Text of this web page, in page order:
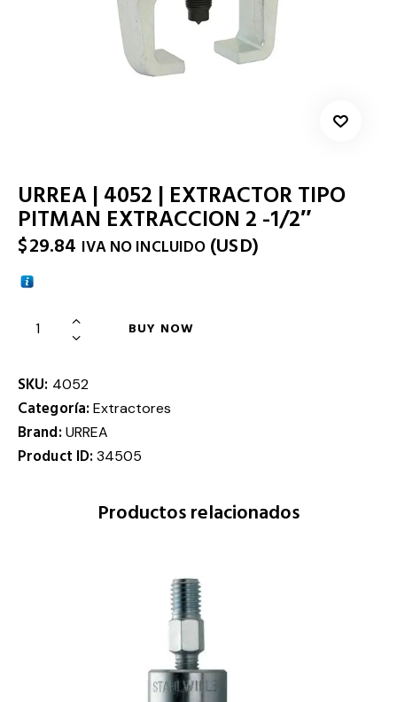
URREA | 4052 | EXTRACTOR TIPO
PITMAN EXTRACCION 2 -1/2″
$29.84 IVA NO INCLUIDO (USD)
BUY NOW
SKU: 4052
Categoría:Extractores
Brand: URREA
Product ID:34505
Productos relacionados